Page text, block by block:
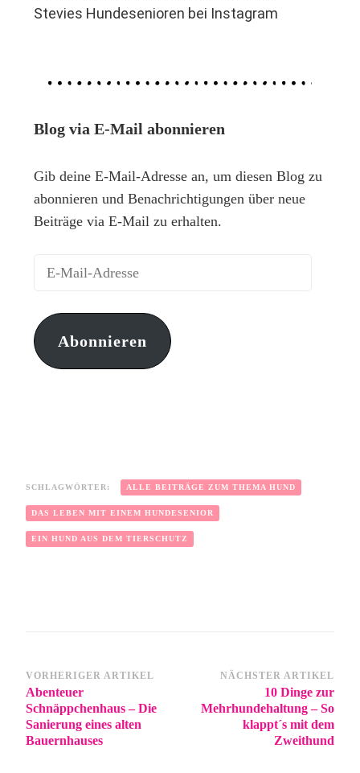
Stevies Hundesenioren bei Instagram
Blog via E-Mail abonnieren
Gib deine E-Mail-Adresse an, um diesen Blog zu
abonnieren und Benachrichtigungen über neue
Beiträge via E-Mail zu erhalten.
Abonnieren
SCHLAGWÖRTER: ALLE BEITRÄGE ZUM THEMA HUND
DAS LEBEN MIT EINEM HUNDESENIOR
EIN HUND AUS DEM TIERSCHUTZ
VORHERIGER ARTIKEL
Abenteuer
Schnäppchenhaus – Die
Sanierung eines alten
Bauernhauses
NÄCHSTER ARTIKEL
10 Dinge zur
Mehrhundehaltung – So
klappt´s mit dem
Zweithund